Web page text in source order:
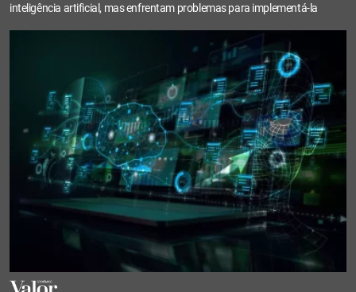
inteligência artificial, mas enfrentam problemas para implementá-la